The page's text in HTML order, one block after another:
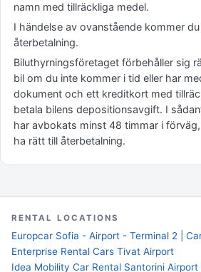
namn med tillräckliga medel.
I händelse av ovanstående kommer
återbetalning.
Biluthyrningsföretaget förbehåller sig
bil om du inte kommer i tid eller har
dokument och ett kreditkort med
betala bilens depositionsavgift. I
har avbokats minst 48 timmar i
ha rätt till återbetalning.
RENTAL LOCATIONS
Europcar Sofia - Airport - Terminal 2 |
Enterprise Rental Cars Tivat Airport
Idea Mobility Car Rental Santorini